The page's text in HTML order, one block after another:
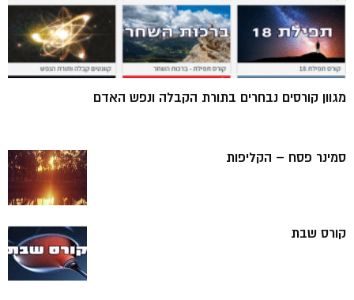
מגוון קורסים נבחרים בתורת הקבלה ונפש האדם
סמינר פסח – הקליפות
קורס שבת